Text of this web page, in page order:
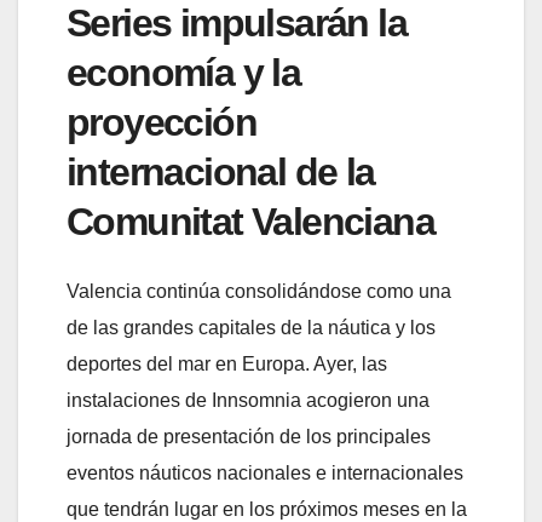
Series impulsarán la
economía y la
proyección
internacional de la
Comunitat Valenciana
Valencia continúa consolidándose como una
de las grandes capitales de la náutica y los
deportes del mar en Europa. Ayer, las
instalaciones de Innsomnia acogieron una
jornada de presentación de los principales
eventos náuticos nacionales e internacionales
que tendrán lugar en los próximos meses en la